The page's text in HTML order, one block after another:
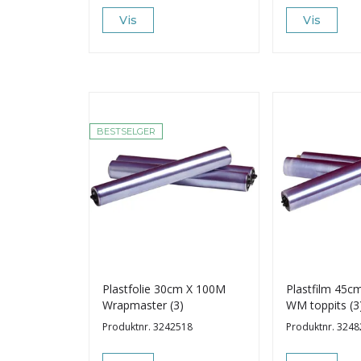
Vis Vis
BESTSELGER
Plastfolie 30cm X 100M
Wrapmaster (3)
Produktnr. 3242518
Plastfilm
WM toppits
Produktnr.